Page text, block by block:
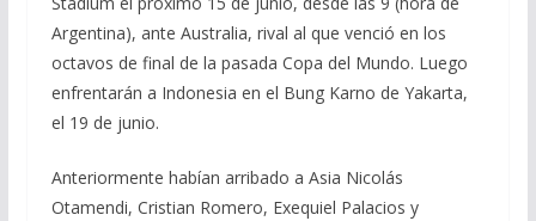
Argentina), ante Australia, rival al que venció en los
octavos de final de la pasada Copa del Mundo. Luego
enfrentarán a Indonesia en el Bung Karno de Yakarta,
el 19 de junio.
Anteriormente habían arribado a Asia Nicolás
Otamendi, Cristian Romero, Exequiel Palacios y